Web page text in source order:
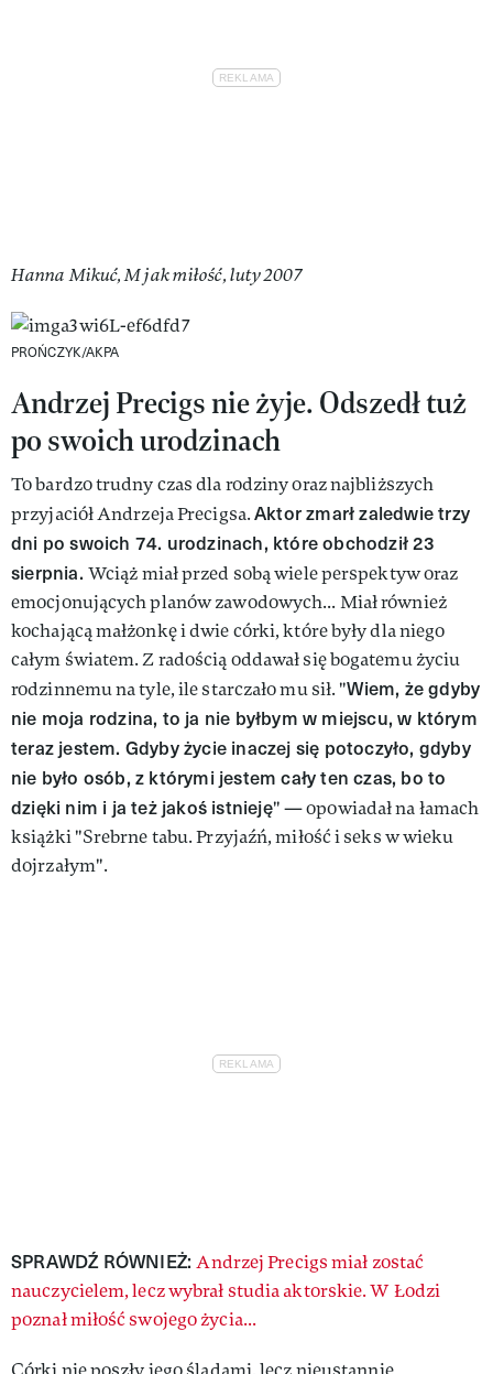
Hanna Mikuć, M jak miłość, luty 2007
PROŃCZYK/AKPA
Andrzej Precigs nie żyje. Odszedł tuż
po swoich urodzinach
To bardzo trudny czas dla rodziny oraz najbliższych
przyjaciół Andrzeja Precigsa.Aktor zmarł zaledwie trzy
dni po swoich 74. urodzinach, które obchodził 23
sierpnia. Wciąż miał przed sobą wiele perspektyw oraz
emocjonujących planów zawodowych... Miał również
kochającą małżonkę i dwie córki, które były dla niego
całym światem. Z radością oddawał się bogatemu życiu
rodzinnemu na tyle, ile starczało mu sił. "Wiem, że gdyby
nie moja rodzina, to ja nie byłbym w miejscu, w którym
teraz jestem. Gdyby życie inaczej się potoczyło, gdyby
nie było osób, z którymi jestem cały ten czas, bo to
dzięki nim i ja też jakoś istnieję" — opowiadał na łamach
książki "Srebrne tabu. Przyjaźń, miłość i seks w wieku
dojrzałym".
SPRAWDŹ RÓWNIEŻ:Andrzej Precigs miał zostać
nauczycielem, lecz wybrał studia aktorskie. W Łodzi
poznał miłość swojego życia...